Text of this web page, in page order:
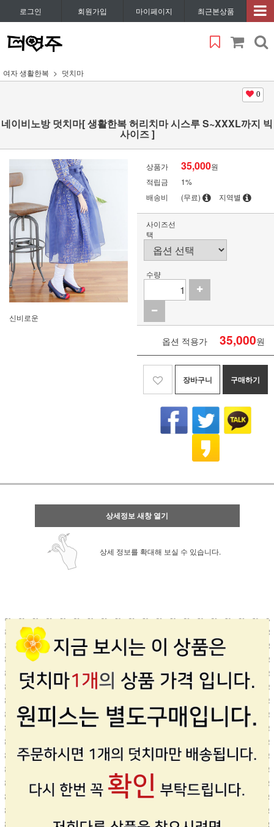
로그인 회원가입 마이페이지 최근본상품
여자 생활한복 덧치마
0
네이비노방 덧치마[ 생활한복 허리치마 시스루 S~XXXL까지 빅
사이즈 ]
신비로운
상품가 35,000원
적립금
1%
배송비
(무료) 지역별
사이즈선
택
수량
옵션 적용가 35,000원
장바구니 구매하기
상세정보 새창 열기
상세 정보를 확대해 보실 수 있습니다.